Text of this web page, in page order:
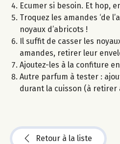
Ecumer si besoin. Et hop,
Troquez les amandes ‘de
noyaux d’abricots !
Il suffit de casser les
amandes, retirer leur
Ajoutez-les à la confiture
Autre parfum à tester :
durant la cuisson (à
Retour à la liste